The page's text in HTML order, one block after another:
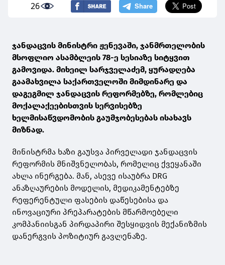
26
ჯანდაცვის მინისტრი ჟენევაში, ჯანმრთელობის
მსოფლიო ასამბლეის 78-ე სესიაზე სიტყვით
გამოვიდა. მიხეილ სარჯველაძემ, ყურადღება
გაამახვილა საქართველოში მიმდინარე და
დაგეგმილ ჯანდაცვის რეფორმებზე, რომლებიც
მოქალაქეებისთვის სერვისებზე
ხელმისაწვდომობის გაუმჯობესებას ისახავს
მიზნად.
მინისტრმა ხაზი გაუსვა პირველადი ჯანდაცვის
რეფორმის მნიშვნელობას, რომელიც ქვეყანაში
ახლა ინერგება. მან, ასევე ისაუბრა DRG
ანაზღაურების მოდელის, მედიკამენტებზე
რეფერენტული ფასების დაწესებისა და
ინოვაციური პრეპარატების მწარმოებელი
კომპანიისგან პირდაპირი შესყიდვის მექანიზმის
დანერგვის პოზიტიურ გავლენაზე.